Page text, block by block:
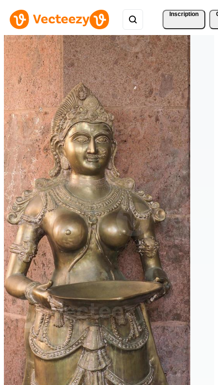
Inscription